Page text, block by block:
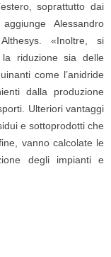
soprattutto dai
Alessandro
«Inoltre, si
riduzione sia delle
come l’anidride
dalla produzione
Ulteriori vantaggi
e sottoprodotti che
vanno calcolate le
degli impianti e